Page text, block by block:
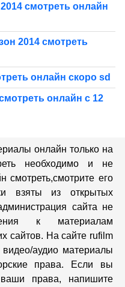
смотреть онлайн
2014 смотреть
онлайн скоро sd
онлайн с 12
онлайн только на
необходимо и не
смотреть,cмотрите его
взяты из открытых
сайта не
к материалам
сайтов. На сайте rufilm
аудио материалы
права. Если вы
права, напишите